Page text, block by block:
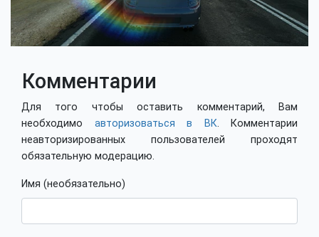
Комментарии
Для того чтобы оставить комментарий, Вам
необходимо авторизоваться в ВК. Комментарии
неавторизированных пользователей проходят
обязательную модерацию.
Имя (необязательно)